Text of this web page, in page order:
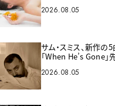
2026.08.05
サム・スミス、新作の
「When He’s Gone」
2026.08.05